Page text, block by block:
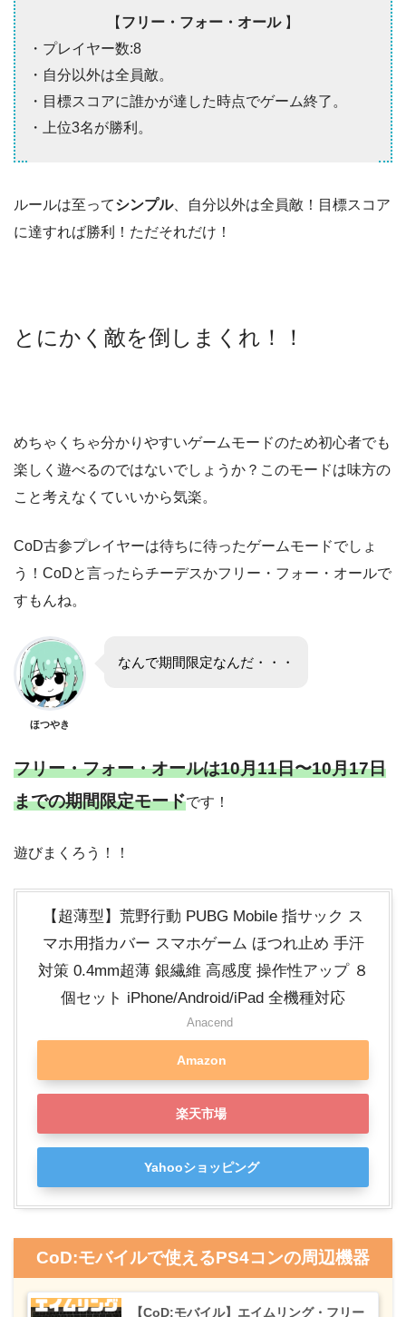
【 フリー・フォー・オール】
・プレイヤー数:8
・自分以外は全員敵。
・目標スコアに誰かが達した時点でゲーム終了。
・上位3名が勝利。
ルールは至ってシンプル、自分以外は全員敵！目標スコア
に達すれば勝利！ただそれだけ！
とにかく敵を倒しまくれ！！
めちゃくちゃ分かりやすいゲームモードのため初心者でも
楽しく遊べるのではないでしょうか？このモードは味方の
こと考えなくていいから気楽。
CoD古参プレイヤーは待ちに待ったゲームモードでしょ
う！CoDと言ったらチーデスかフリー・フォー・オールで
すもんね。
ほつやき
なんで期間限定なんだ・・・
フリー・フォー・オールは10月11日〜10月17日
までの期間限定モードです！
遊びまくろう！！
【超薄型】荒野行動 PUBG Mobile 指サック ス
マホ用指カバー スマホゲーム ほつれ止め 手汗
対策 0.4mm超薄 銀繊維 高感度 操作性アップ ８
個セット iPhone/Android/iPad 全機種対応
Anacend
Amazon
楽天市場
Yahooショッピング
CoD:モバイルで使えるPS4コンの周辺機器
【CoD:モバイル】エイムリング・フリー